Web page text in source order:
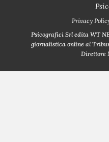
Privacy
Psicografici Srl edita WT
giornalistica online al
Direttore